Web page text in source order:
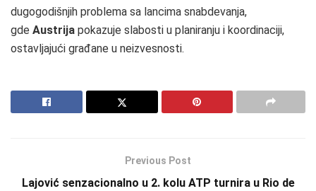
dugogodišnjih problema sa lancima snabdevanja,
gde Austrija pokazuje slabosti u planiranju i koordinaciji,
ostavljajući građane u neizvesnosti.
Previous Post
Lajović senzacionalno u 2. kolu ATP turnira u Rio de